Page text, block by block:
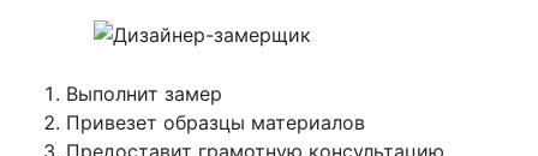
Выполнит замер
Привезет образцы материалов
Предоставит грамотную консультацию